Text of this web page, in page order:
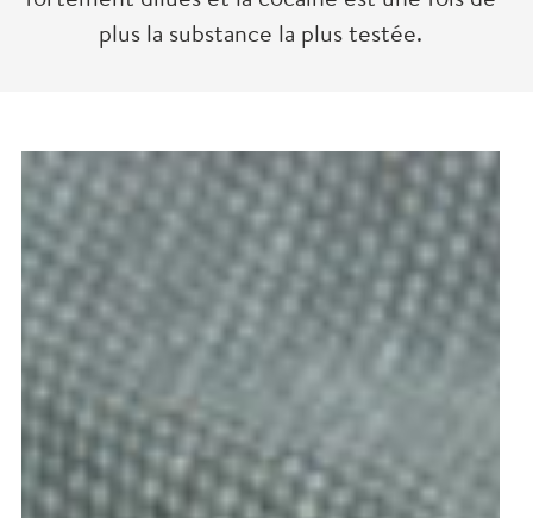
plus la substance la plus testée.